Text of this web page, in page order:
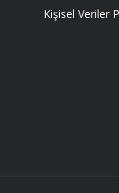
Kişisel Veriler